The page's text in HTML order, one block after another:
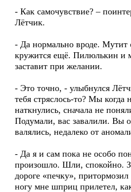
- Как самочувствие? –
Лётчик.
- Да нормально вроде. Мутит
кружится ещё. Пилюлькин и
заставит при желании.
- Это точно, - улыбнулся
тебя стряслось-то? Мы когда
наткнулись, сначала не
Подумали, вас завалили. Вы
валялись, недалеко от
- Да я и сам пока не особо
произошло. Шли, спокойно.
дороге «печку»,
ногу мне шприц прилетел,